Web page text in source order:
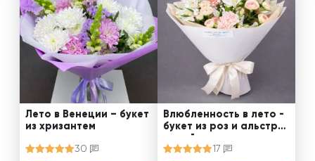
Лето в Венеции – букет
из хризантем
30
Влюбленность в лето -
букет из роз и альстро
мерий
17